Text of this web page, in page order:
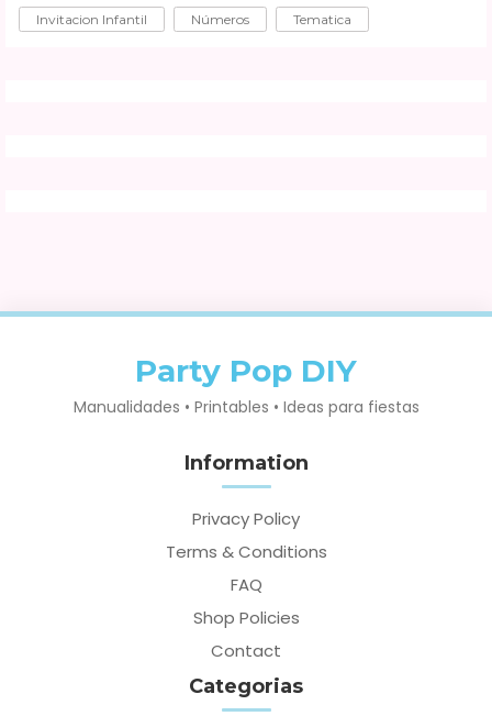
Invitacion Infantil
Números Tematica
Party Pop DIY
Manualidades • Printables • Ideas para fiestas
Information
Privacy Policy
Terms & Conditions
FAQ
Shop Policies
Contact
Categorias